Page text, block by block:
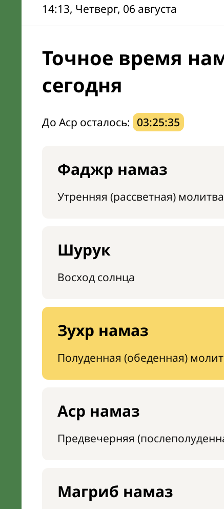
14:13, Четверг, 06 августа
Точное время
сегодня
До Аср осталось: 03:25:34
Фаджр намаз
Утренняя (рассветная) молитва
Шурук
Восход солнца
Зухр намаз
Полуденная (обеденная)
Аср намаз
Предвечерняя
Магриб намаз